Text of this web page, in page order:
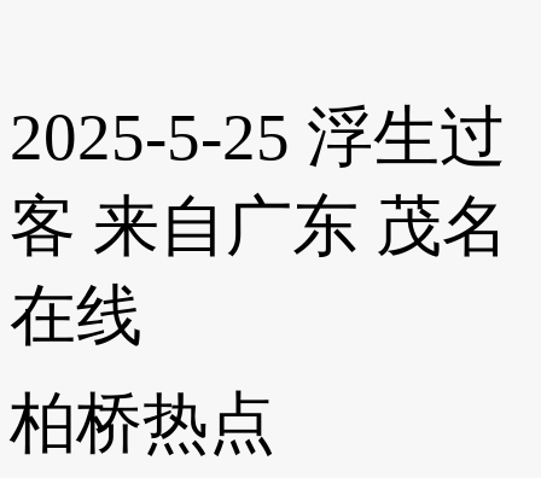
2025-5-25 浮生过
客 来自广东 茂名
在线
柏桥热点